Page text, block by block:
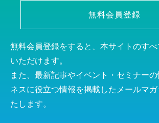
無料会員登録
無料会員登録をすると、本サイトのす
いただけます。
また、最新記事やイベント・セミナー
ネスに役立つ情報を掲載したメールマ
たします。